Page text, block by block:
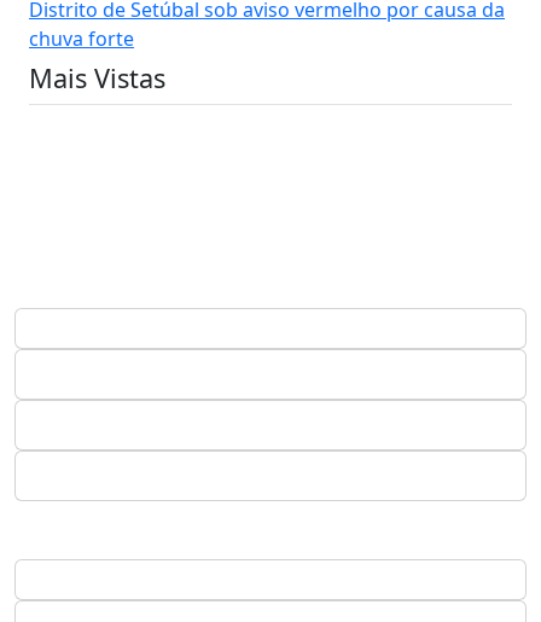
Distrito de Setúbal sob aviso vermelho por causa da
chuva forte
Mais Vistas